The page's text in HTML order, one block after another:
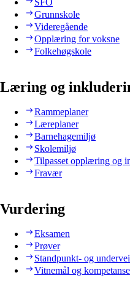
SFO
Grunnskole
Videregående
Opplæring for voksne
Folkehøgskole
Læring og
Rammeplaner
Læreplaner
Barnehagemiljø
Skolemiljø
Tilpasset opplæring og
Fravær
Vurdering
Eksamen
Prøver
Standpunkt- og
Vitnemål og